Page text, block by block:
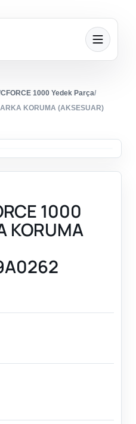
CFORCE 1000 Yedek Parça/
KORUMA (AKSESUAR)
1000
KORUMA